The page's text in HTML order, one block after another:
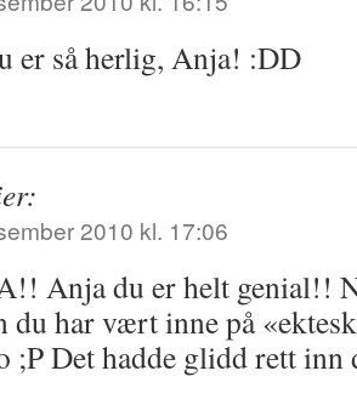
er så herlig, Anja! :DD
2010 kl. 17:06
Anja du er helt genial!!
du har vært inne på
;P Det hadde glidd rett inn